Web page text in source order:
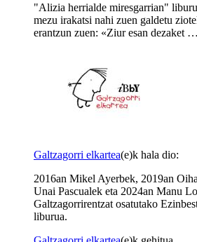
"Alizia herrialde miresgarrian"
mezu irakatsi nahi zuen galdetu
erantzun zuen: «Ziur esan dezaket …
Galtzagorri elkartea(e)k hala dio:
2016an Mikel Ayerbek, 2019an
Unai Pascualek eta 2024an Manu
Galtzagorrirentzat osatutako
liburua.